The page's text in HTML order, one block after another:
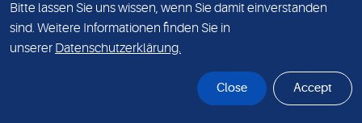
DATENSCHUTZ
IMPRESSUM
Bitte lassen Sie uns wissen, wenn Sie damit einverstanden
sind. Weitere Informationen finden Sie in
unserer Datenschutzerklärung.
Close Accept